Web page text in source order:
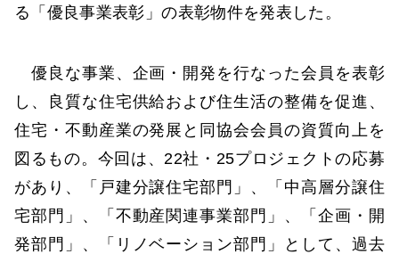
る「優良事業表彰」の表彰物件を発表した。
優良な事業、企画・開発を行なった会員を表彰
し、良質な住宅供給および住生活の整備を促進、
住宅・不動産業の発展と同協会会員の資質向上を
図るもの。今回は、22社・25プロジェクトの応募
があり、「戸建分譲住宅部門」、「中高層分譲住
宅部門」、「不動産関連事業部門」、「企画・開
発部門」、「リノベーション部門」として、過去